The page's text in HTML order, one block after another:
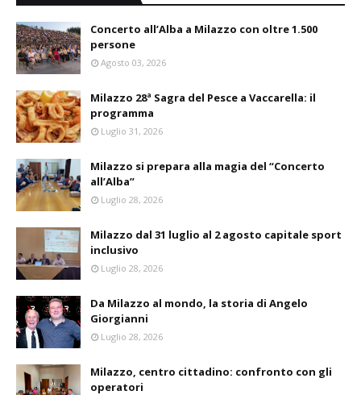
Concerto all’Alba a Milazzo con oltre 1.500
persone
Agosto 03, 2026
Milazzo 28ª Sagra del Pesce a Vaccarella: il
programma
Luglio 31, 2026
Milazzo si prepara alla magia del “Concerto
all’Alba”
Luglio 28, 2026
Milazzo dal 31 luglio al 2 agosto capitale sport
inclusivo
Luglio 28, 2026
Da Milazzo al mondo, la storia di Angelo
Giorgianni
Luglio 28, 2026
Milazzo, centro cittadino: confronto con gli
operatori